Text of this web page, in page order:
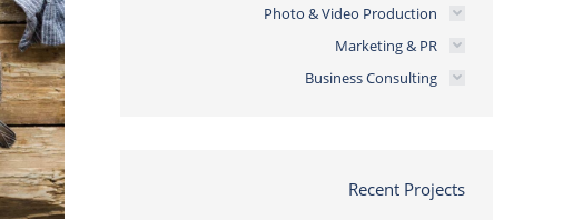
Photo & Video Production
Marketing & PR
Business Consulting
Recent Projects